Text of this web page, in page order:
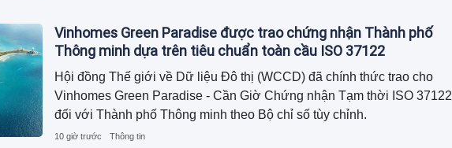
Vinhomes Green Paradise được trao chứng nhận Thành phố
Thông minh dựa trên tiêu chuẩn toàn cầu ISO 37122
Hội đồng Thế giới về Dữ liệu Đô thị (WCCD) đã chính thức trao cho
Vinhomes Green Paradise - Cần Giờ Chứng nhận Tạm thời ISO 37122
đối với Thành phố Thông minh theo Bộ chỉ số tùy chỉnh.
10 giờ trước Thông tin